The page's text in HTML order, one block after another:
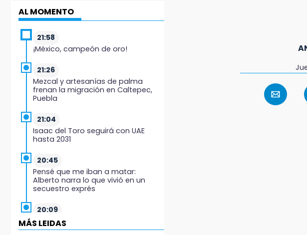
AL MOMENTO
21:58
¡México, campeón de oro!
21:26
Mezcal y artesanías de palma
frenan la migración en Caltepec,
Puebla
21:04
Isaac del Toro seguirá con UAE
hasta 2031
20:45
Pensé que me iban a matar:
Alberto narra lo que vivió en un
secuestro exprés
20:09
Black Tiger IV hará su
presentación en la Arena Puebla
MÁS LEIDAS